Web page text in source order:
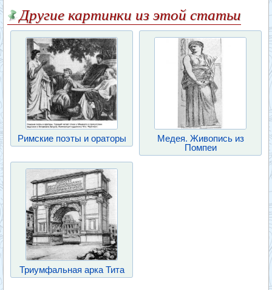
Другие картинки из этой статьи
Римские поэты и ораторы
Медея. Живопись из
Помпеи
Триумфальная арка Тита